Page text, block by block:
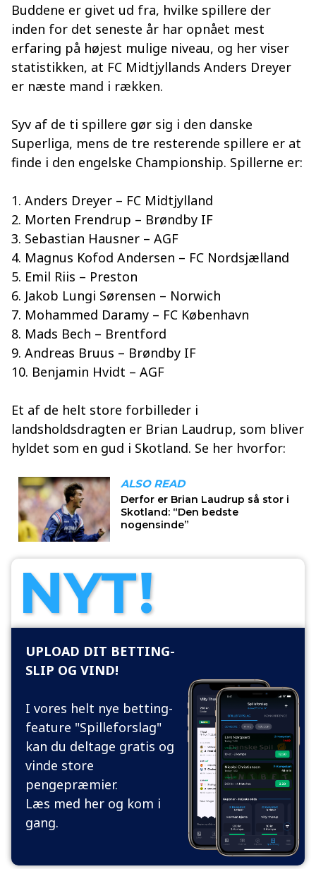
Buddene er givet ud fra, hvilke spillere der
inden for det seneste år har opnået mest
erfaring på højest mulige niveau, og her viser
statistikken, at FC Midtjyllands Anders Dreyer
er næste mand i rækken.
Syv af de ti spillere gør sig i den danske
Superliga, mens de tre resterende spillere er at
finde i den engelske Championship. Spillerne er:
1. Anders Dreyer – FC Midtjylland
2. Morten Frendrup – Brøndby IF
3. Sebastian Hausner – AGF
4. Magnus Kofod Andersen – FC Nordsjælland
5. Emil Riis – Preston
6. Jakob Lungi Sørensen – Norwich
7. Mohammed Daramy – FC København
8. Mads Bech – Brentford
9. Andreas Bruus – Brøndby IF
10. Benjamin Hvidt – AGF
Et af de helt store forbilleder i
landsholdsdragten er Brian Laudrup, som bliver
hyldet som en gud i Skotland. Se her hvorfor:
NYT!
UPLOAD DIT BETTING-
SLIP OG VIND!
I vores helt nye betting-
feature "Spilleforslag"
kan du deltage gratis og
vinde store
pengepræmier.
Læs med her og kom i
gang.